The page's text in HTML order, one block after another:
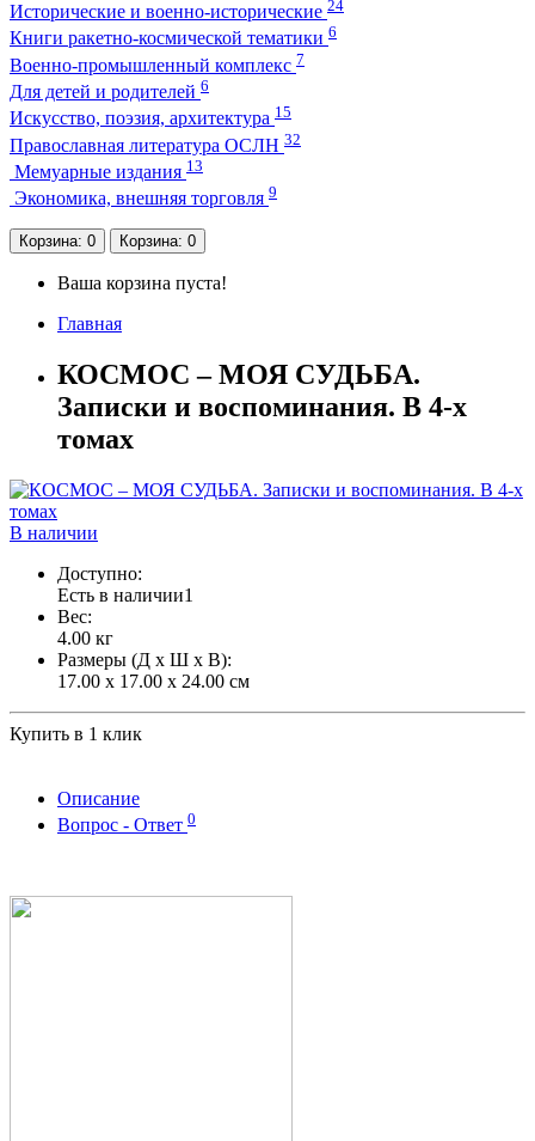
Исторические и военно-исторические 24
Книги ракетно-космической тематики 6
Военно-промышленный комплекс 7
Для детей и родителей 6
Искусство, поэзия, архитектура 15
Православная литература ОСЛН 32
Мемуарные издания 13
Экономика, внешняя торговля 9
Корзина: 0 Корзина: 0
Ваша корзина пуста!
Главная
КОСМОС – МОЯ СУДЬБА.
Записки и воспоминания. В 4-х
томах
В наличии
Доступно:
Есть в наличии1
Вес:
4.00 кг
Размеры (Д x Ш x В):
17.00 x 17.00 x 24.00 см
Купить в 1 клик
Описание
Вопрос - Ответ 0